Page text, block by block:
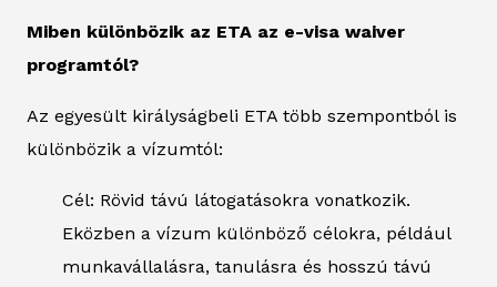
Miben különbözik az ETA az e-visa waiver
programtól?
Az egyesült királyságbeli ETA több szempontból is
különbözik a vízumtól:
Cél: Rövid távú látogatásokra vonatkozik.
Eközben a vízum különböző célokra, például
munkavállalásra, tanulásra és hosszú távú